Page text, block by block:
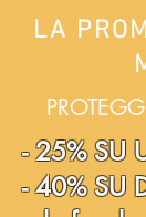
LA
- 25% SU
- 40% SU